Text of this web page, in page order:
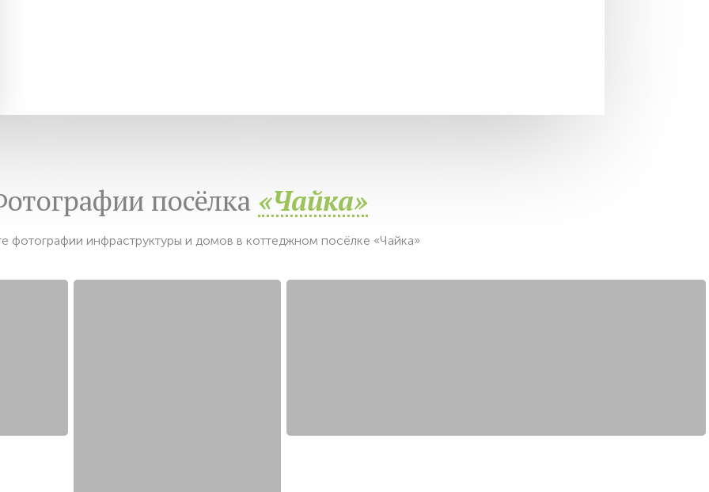
посёлка «Чайка»
фотографии инфраструктуры и домов в коттеджном посёлке «Чайка»